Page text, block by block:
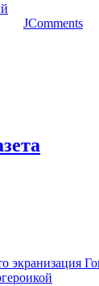
JComments
экранизация